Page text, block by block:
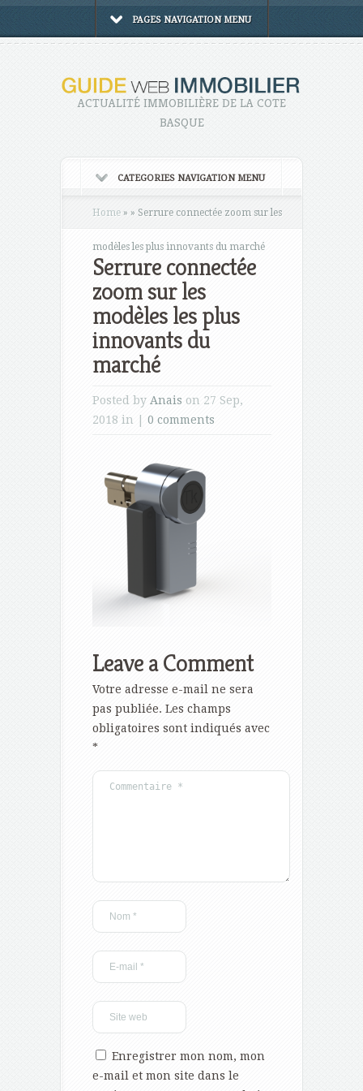
PAGES NAVIGATION MENU
ACTUALITÉ IMMOBILIÈRE DE LA COTE
BASQUE
CATEGORIES NAVIGATION MENU
Home » » Serrure connectée zoom sur les
modèles les plus innovants du marché
Serrure connectée
zoom sur les
modèles les plus
innovants du
marché
Posted by Anais on 27 Sep,
2018 in | 0 comments
Leave a Comment
Votre adresse e-mail ne sera
pas publiée. Les champs
obligatoires sont indiqués avec
*
Enregistrer mon nom, mon
e-mail et mon site dans le